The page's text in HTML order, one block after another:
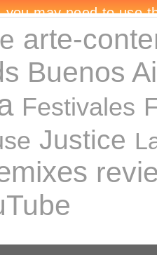
arte-
Buenos
Festivales
Justice